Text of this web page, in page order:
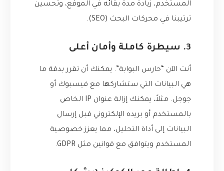
المستخدم، زيادة مدة بقائه في الموقع، وتحسين
ترتيبنا في محركات البحث (SEO).
3. سيطرة كاملة وأمان أعلى
أنت الآن “حارس البوابة”. يمكنك أن تقرر بدقة ما
هي البيانات التي ستشاركها مع فيسبوك أو
جوجل. مثلاً، يمكنك إزالة عنوان IP الخاص
بالمستخدم أو بريده الإلكتروني قبل إرسال
البيانات إلى أداة التحليل، مما يعزز خصوصية
المستخدم ويتوافق مع قوانين مثل GDPR.